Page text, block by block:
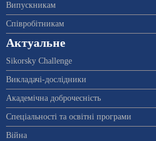
Випускникам
Співробітникам
Актуальне
Sikorsky Challenge
Викладачі-дослідники
Академічна доброчесність
Спеціальності та освітні програми
Війна